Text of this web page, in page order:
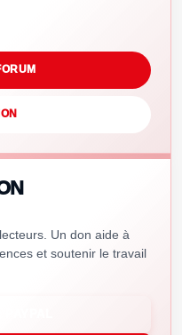
Un don aide à
et soutenir le travail